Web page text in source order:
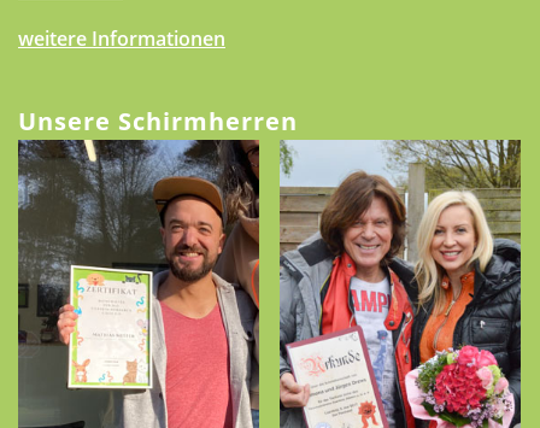
weitere Informationen
Unsere Schirmherren